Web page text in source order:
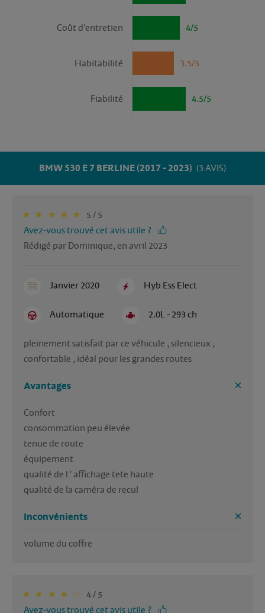
4/5
Coût d’entretien
3.5/5
Habitabilité
4.5/5
Fiabilité
BMW 530 E 7 BERLINE (2017 - 2023) (3 AVIS)
5 / 5
Avez-vous trouvé cet avis utile ?
Rédigé par Dominique, en avril 2023
Janvier 2020 Hyb Ess Elect
Automatique 2.0L - 293 ch
pleinement satisfait par ce véhicule , silencieux ,
confortable , idéal pour les grandes routes
Avantages
Confort
consommation peu élevée
tenue de route
équipement
qualité de l ' affichage tete haute
qualité de la caméra de recul
Inconvénients
volume du coffre
4 / 5
Avez-vous trouvé cet avis utile ?